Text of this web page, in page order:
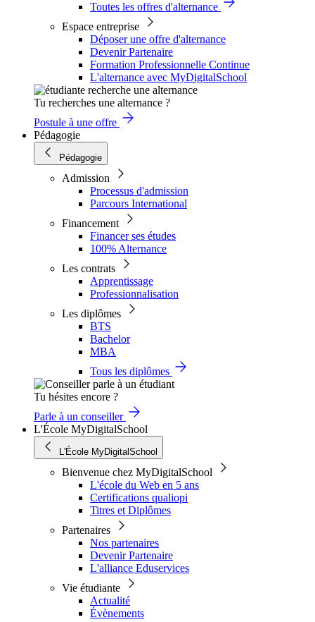
Toutes les offres d'alternance
Espace entreprise
Déposer une offre d'alternance
Devenir Partenaire
Formation Professionnelle Continue
L'alternance avec MyDigitalSchool
Tu recherches une alternance ?
Postule à une offre
Pédagogie
Pédagogie
Admission
Processus d'admission
Parcours International
Financement
Financer ses études
100% Alternance
Les contrats
Apprentissage
Professionnalisation
Les diplômes
BTS
Bachelor
MBA
Tous les diplômes
Tu hésites encore ?
Parle à un conseiller
L'École MyDigitalSchool
L'École MyDigitalSchool
Bienvenue chez MyDigitalSchool
L'école du Web en 5 ans
Certifications qualiopi
Titres et Diplômes
Partenaires
Nos partenaires
Devenir Partenaire
L'alliance Eduservices
Vie étudiante
Actualité
Évènements